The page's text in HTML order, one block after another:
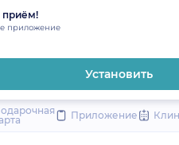
приём!
приложение
Установить
Приложение